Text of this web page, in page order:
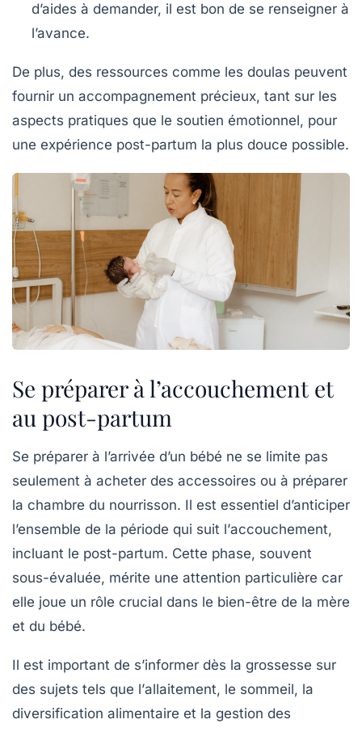
d’aides à demander, il est bon de se renseigner à
l’avance.
De plus, des ressources comme les doulas peuvent
fournir un accompagnement précieux, tant sur les
aspects pratiques que le soutien émotionnel, pour
une expérience post-partum la plus douce possible.
Se préparer à l’accouchement et
au post-partum
Se préparer à l’arrivée d’un bébé ne se limite pas
seulement à acheter des accessoires ou à préparer
la chambre du nourrisson. Il est essentiel d’anticiper
l’ensemble de la période qui suit l’accouchement,
incluant le post-partum. Cette phase, souvent
sous-évaluée, mérite une attention particulière car
elle joue un rôle crucial dans le bien-être de la mère
et du bébé.
Il est important de s’informer dès la grossesse sur
des sujets tels que l’allaitement, le sommeil, la
diversification alimentaire et la gestion des